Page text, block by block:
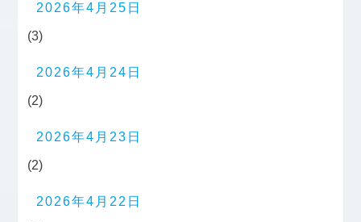
2026年4月25日
(3)
2026年4月24日
(2)
2026年4月23日
(2)
2026年4月22日